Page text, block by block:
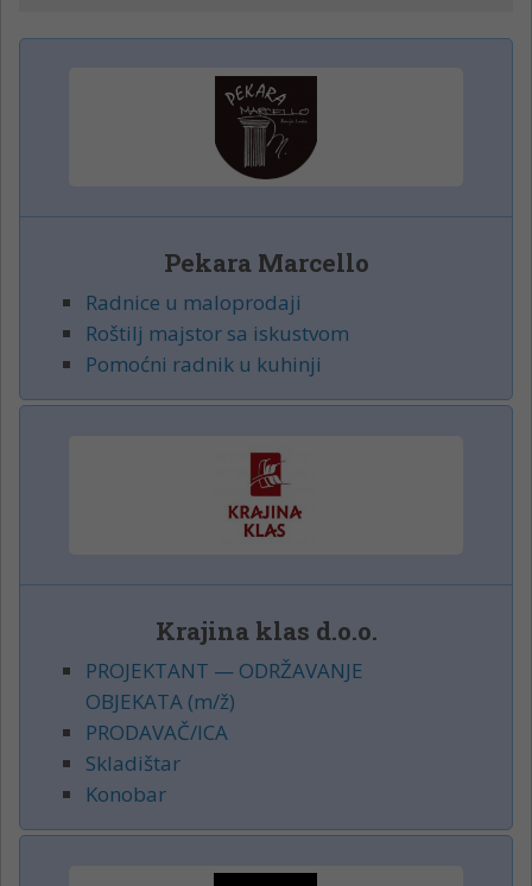
Pekara Marcello
Radnice u maloprodaji
Roštilj majstor sa iskustvom
Pomoćni radnik u kuhinji
Krajina klas d.o.o.
PROJEKTANT — ODRŽAVANJE
OBJEKATA (m/ž)
PRODAVAČ/ICA
Skladištar
Konobar